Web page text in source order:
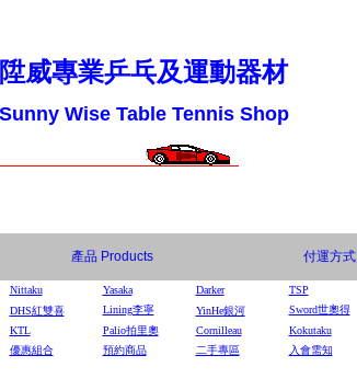
陞威專業乒乓及運動器材
Wise Table Tennis Shop
產品 Products 付運方式
Nittaku Yasaka Darker TSP
DHS紅雙喜 Lining李寧 YinHe銀河 Sword世奧得
KTL
Palio拍里奧 Cornilleau Kokutaku
優惠組合
預約商品 二手專區 入會需知